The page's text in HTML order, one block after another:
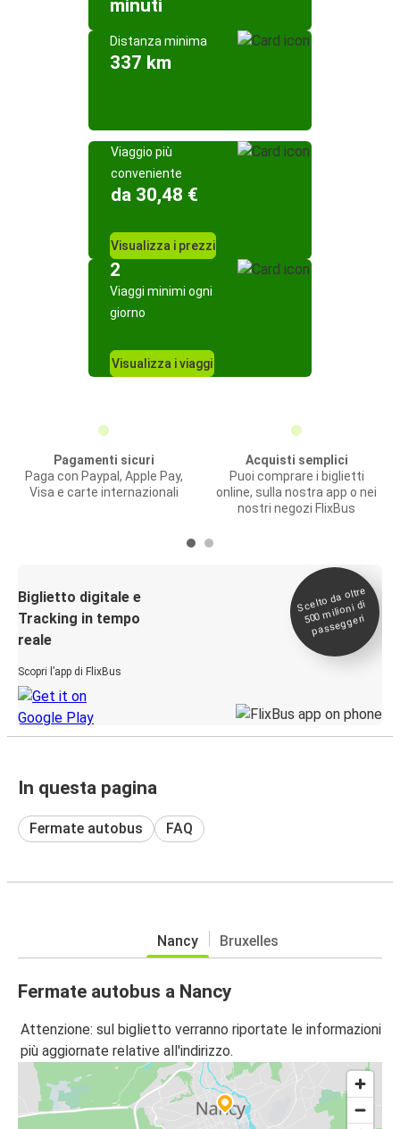
minuti
Distanza minima
337 km
Viaggio più
conveniente
da 30,48 €
Visualizza i prezzi
2
Viaggi minimi ogni
giorno
Visualizza i viaggi
Pagamenti sicuri
Paga con Paypal, Apple Pay,
Visa e carte internazionali
Acquisti semplici
Puoi comprare i biglietti
online, sulla nostra app o nei
nostri negozi FlixBus
Biglietto digitale e
Tracking in tempo
reale
Scopri l’app di FlixBus
Scelto da oltre
500
milioni di
passeggeri
In questa pagina
Fermate autobus FAQ
Nancy Bruxelles
Fermate autobus a Nancy
Attenzione: sul biglietto verranno riportate le informazioni
più aggiornate relative all'indirizzo.